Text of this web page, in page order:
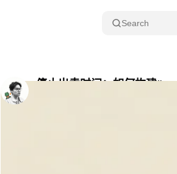
Search
停止出卖时间：如何构建“